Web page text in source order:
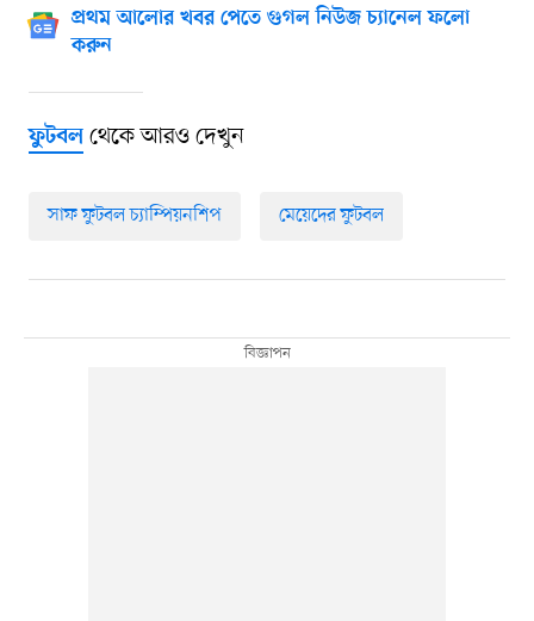
প্রথম আলোর খবর পেতে গুগল নিউজ চ্যানেল ফলো
করুন
ফুটবলথেকে আরও দেখুন
সাফ ফুটবল চ্যাম্পিয়নশিপ মেয়েদের ফুটবল